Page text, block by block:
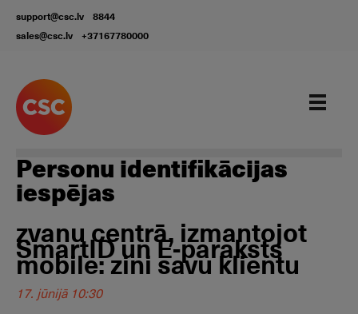
support@csc.lv
8844
sales@csc.lv
+37167780000
Personu identifikācijas
iespējas
zvanu centrā, izmantojot
SmartID un E-paraksts
mobile: zini savu klientu
17. jūnijā 10:30